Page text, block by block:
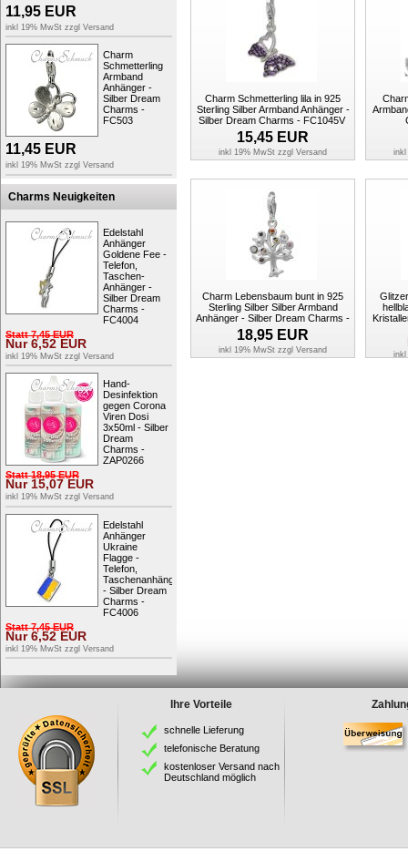
11,95 EUR
inkl 19% MwSt zzgl Versand
Charm
Schmetterling
Armband
Anhänger -
Silber Dream
Charms -
FC503
11,45 EUR
inkl 19% MwSt zzgl Versand
Charms Neuigkeiten
Edelstahl
Anhänger
Goldene Fee -
Telefon,
Taschen-
Anhänger -
Silber Dream
Charms -
FC4004
Statt7,45EUR
Nur6,52EUR
inkl 19% MwSt zzgl Versand
Hand-
Desinfektion
gegen Corona
Viren Dosi
3x50ml - Silber
Dream
Charms -
ZAP0266
Statt18,95EUR
Nur 15,07 EUR
inkl 19% MwSt zzgl Versand
Edelstahl
Anhänger
Ukraine
Flagge -
Telefon,
Taschenanhänger
- Silber Dream
Charms -
FC4006
Statt7,45EUR
Nur6,52EUR
inkl 19% MwSt zzgl Versand
Charm Schmetterling lila in 925
Sterling Silber Armband Anhänger -
Silber Dream Charms - FC1045V
15,45 EUR
inkl 19% MwSt zzgl Versand
Charm Lebensbaum bunt in 925
Sterling Silber Silber Armband
Anhänger - Silber Dream Charms -
FC722F
18,95 EUR
inkl 19% MwSt zzgl Versand
Ihre Vorteile
schnelle Lieferung
telefonische Beratung
kostenloser Versand nach
Deutschland möglich